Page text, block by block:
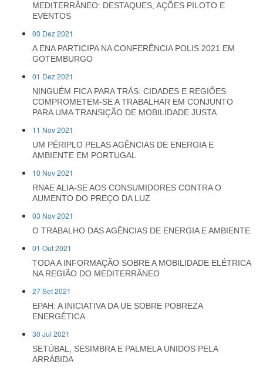
MEDITERRÂNEO: DESTAQUES, AÇÕES PILOTO E
EVENTOS
03 Dez 2021
A ENA PARTICIPA NA CONFERÊNCIA POLIS 2021 EM
GOTEMBURGO
01 Dez 2021
NINGUÉM FICA PARA TRÁS: CIDADES E REGIÕES
COMPROMETEM-SE A TRABALHAR EM CONJUNTO
PARA UMA TRANSIÇÃO DE MOBILIDADE JUSTA
11 Nov 2021
UM PÉRIPLO PELAS AGÊNCIAS DE ENERGIA E
AMBIENTE EM PORTUGAL
10 Nov 2021
RNAE ALIA-SE AOS CONSUMIDORES CONTRA O
AUMENTO DO PREÇO DA LUZ
03 Nov 2021
O TRABALHO DAS AGÊNCIAS DE ENERGIA E AMBIENTE
01 Out 2021
TODA A INFORMAÇÃO SOBRE A MOBILIDADE ELÉTRICA
NA REGIÃO DO MEDITERRÂNEO
27 Set 2021
EPAH: A INICIATIVA DA UE SOBRE POBREZA
ENERGÉTICA
30 Jul 2021
SETÚBAL, SESIMBRA E PALMELA UNIDOS PELA
ARRÁBIDA